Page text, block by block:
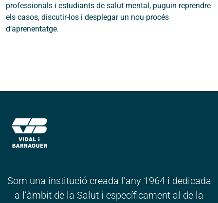
professionals i estudiants de salut mental, puguin reprendre
els casos, discutir-los i desplegar un nou procés
d’aprenentatge.
Som una institució creada l’any 1964 i dedicada
a l’àmbit de la Salut i específicament al de la